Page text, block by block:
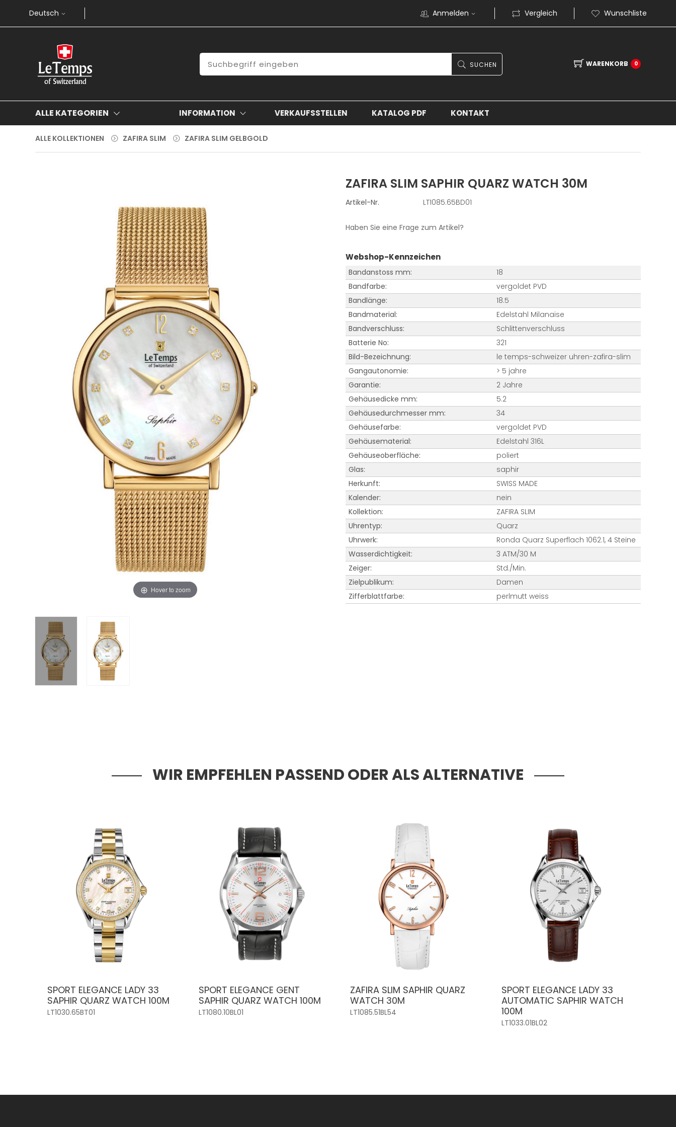
Deutsch Anmelden Vergleich Wunschliste
SUCHEN WARENKORB 0
ALLE KATEGORIEN INFORMATION VERKAUFSSTELLEN KATALOG PDF KONTAKT
ALLE KOLLEKTIONEN ZAFIRA SLIM ZAFIRA SLIM GELBGOLD
Hover to zoom
ZAFIRA SLIM SAPHIR QUARZ WATCH 30M
Artikel-Nr. LT1085.65BD01
Haben Sie eine Frage zum Artikel?
Webshop-Kennzeichen
Bandanstoss mm:
18
Bandfarbe:
vergoldet PVD
Bandlänge:
18.5
Bandmaterial:
Edelstahl Milanaise
Bandverschluss:
Schlittenverschluss
Batterie No:
321
Bild-Bezeichnung:
le temps-schweizer uhren-zafira-slim
Gangautonomie:
> 5 jahre
Garantie:
2 Jahre
Gehäusedicke mm:
5.2
Gehäusedurchmesser mm:
34
Gehäusefarbe:
vergoldet PVD
Gehäusematerial:
Edelstahl 316L
Gehäuseoberfläche:
poliert
Glas:
saphir
Herkunft:
SWISS MADE
Kalender:
nein
Kollektion:
ZAFIRA SLIM
Uhrentyp:
Quarz
Uhrwerk:
Ronda Quarz Superflach 1062.1, 4 Steine
Wasserdichtigkeit:
3 ATM/30 M
Zeiger:
Std./Min.
Zielpublikum:
Damen
Zifferblattfarbe:
perlmutt weiss
WIR EMPFEHLEN PASSEND ODER ALS ALTERNATIVE
SPORT ELEGANCE LADY 33
SAPHIR QUARZ WATCH 100M
LT1030.65BT01
SPORT ELEGANCE GENT
SAPHIR QUARZ WATCH 100M
LT1080.10BL01
ZAFIRA SLIM SAPHIR QUARZ
WATCH 30M
LT1085.51BL54
SPORT ELEGANCE LADY 33
AUTOMATIC SAPHIR WATCH
100M
LT1033.01BL02